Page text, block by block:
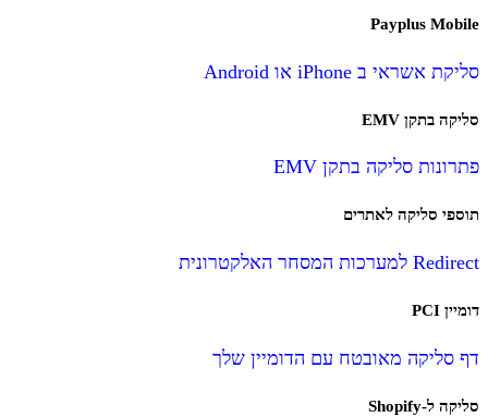
Payplus Mobile
סליקת אשראי ב iPhone או Android
סליקה בתקן EMV
פתרונות סליקה בתקן EMV
תוספי סליקה לאתרים
Redirect למערכות המסחר האלקטרונית
דומיין PCI
דף סליקה מאובטח עם הדומיין שלך
סליקה ל-Shopify